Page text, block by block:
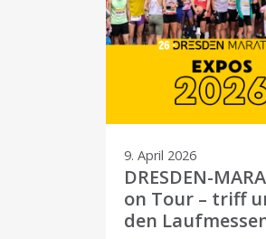
9. April 2026
DRESDEN-
on Tour – triff
den